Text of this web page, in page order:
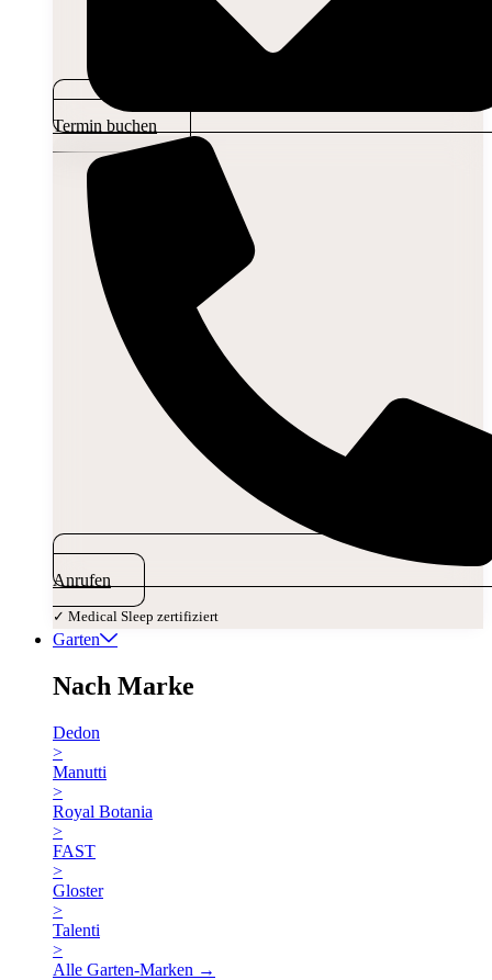
Termin buchen
Anrufen
✓ Medical Sleep zertifiziert
Garten
Nach Marke
Dedon
>
Manutti
>
Royal Botania
>
FAST
>
Gloster
>
Talenti
>
Alle Garten-Marken →